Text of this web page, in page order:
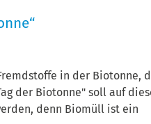
in der Biotonne,
der Biotonne" soll auf
denn Biomüll ist ein